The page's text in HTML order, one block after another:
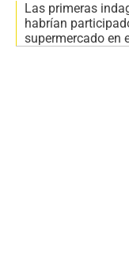
Las primeras
habrían
supermercado en